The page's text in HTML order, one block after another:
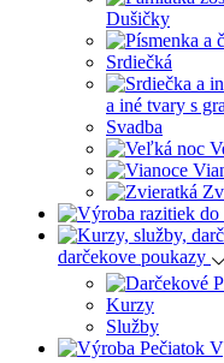
Dušičky
Srdiečká
a iné tvary s
Svadba
darčekove poukazy
Kurzy
Služby